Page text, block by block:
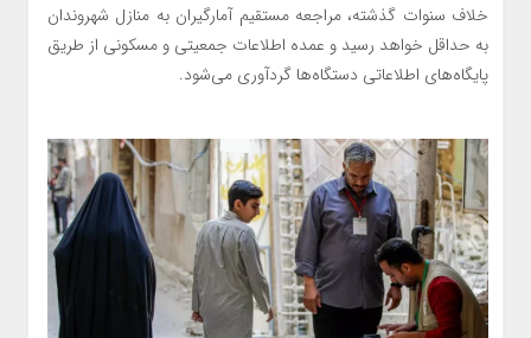
خلاف سنوات گذشته، مراجعه مستقیم آمارگیران به منازل شهروندان
به حداقل خواهد رسید و عمده اطلاعات جمعیتی و مسکونی از طریق
پایگاه‌های اطلاعاتی دستگاه‌ها گردآوری می‌شود.